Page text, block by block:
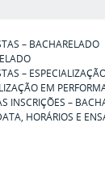
– BACHARELADO
–
EM
INSCRIÇÕES –
HORÁRIOS E